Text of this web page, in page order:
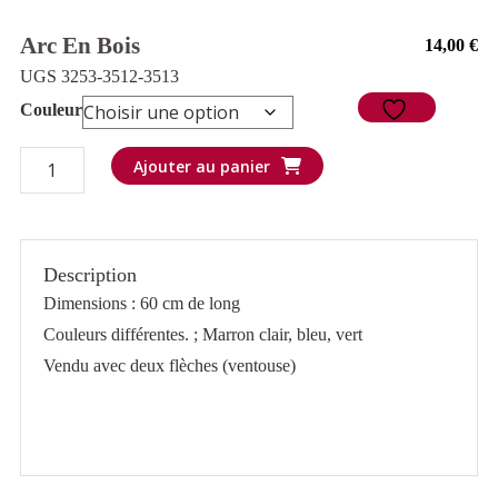
Arc En Bois 14,00€
UGS 3253-3512-3513
Couleur
quantité
de
bois
Ajouter au panier
Description
Dimensions : 60 cm de long
Couleurs différentes. ; Marron clair, bleu, vert
Vendu avec deux flèches (ventouse)